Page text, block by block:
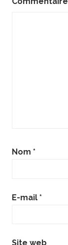
Nom *
E-mail *
Site web